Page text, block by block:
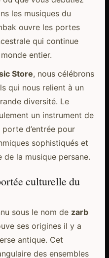
les musiques du
ouvre les portes
qui continue
entier.
Store, nous célébrons
qui nous relient à un
diversité. Le
un instrument de
d’entrée pour
sophistiqués et
la musique persane.
culturelle du
sous le nom de zarb
ses origines il y a
antique. Cet
des ensembles